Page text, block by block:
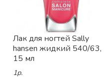
Лак для ногтей Sally
hansen жидкий 540/63,
15 мл
1р.